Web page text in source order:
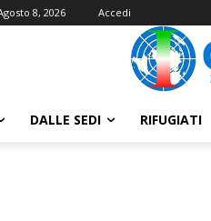
8, 2026 Accedi
DALLE SEDI RIFUGIATI